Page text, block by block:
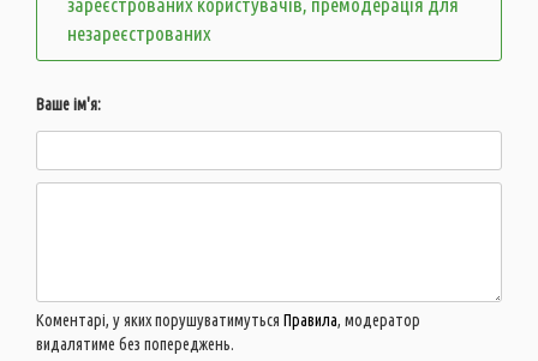
незареєстрованих
Ваше ім'я:
Коментарі, у яких порушуватимуться Правила, модератор
видалятиме без попереджень.